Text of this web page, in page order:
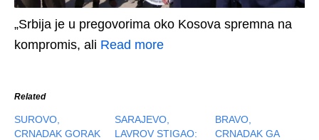
„Srbija je u pregovorima oko Kosova spremna na
kompromis, ali Read more
Related
SUROVO,
CRNADAK GORAK
SARAJEVO,
LAVROV STIGAO:
BRAVO,
CRNADAK GA